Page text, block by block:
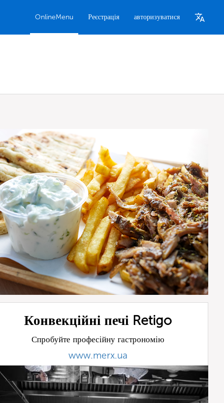
OnlineMenu Реєстрація авторизуватися
Конвекційні печі Retigo
Спробуйте професійну гастрономію
www.merx.ua